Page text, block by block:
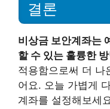
결론
비상금 보안계좌는
할 수 있는 훌륭한
적용함으로써 더 나
어요. 오늘 가볍게
계좌를 설정해보세